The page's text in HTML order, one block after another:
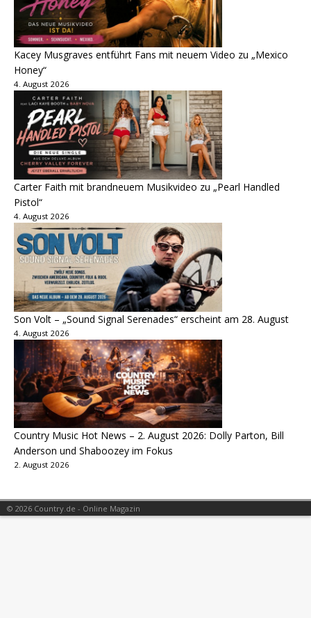
Kacey Musgraves entführt Fans mit neuem Video zu „Mexico
Honey“
4. August 2026
Carter Faith mit brandneuem Musikvideo zu „Pearl Handled
Pistol“
4. August 2026
Son Volt – „Sound Signal Serenades“ erscheint am 28. August
4. August 2026
Country Music Hot News – 2. August 2026: Dolly Parton, Bill
Anderson und Shaboozey im Fokus
2. August 2026
© 2026 Country.de - Online Magazin